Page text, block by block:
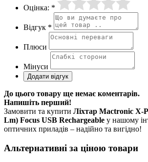
Оцінка: *
Відгук *
Плюси
Мінуси
До цього товару ще немає коментарів.
Напишіть перший!
Замовити та купити Ліхтар Mactronic X-
Lm) Focus USB Rechargeable у нашому
оптичних приладів – надійно та вигідно!
Альтернативні за ціною товари